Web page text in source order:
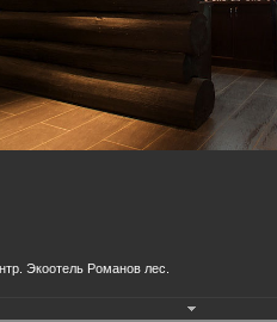
Экоотель Романов лес.